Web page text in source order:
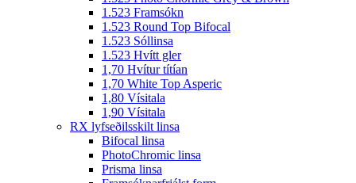
1.523 Framsókn
1.523 Round Top Bifocal
1.523 Sóllinsa
1.523 Hvítt gler
1,70 Hvítur títían
1,70 White Top Asperic
1,80 Vísitala
1,90 Vísitala
RX lyfseðilsskilt linsa
Bifocal linsa
PhotoChromic linsa
Prisma linsa